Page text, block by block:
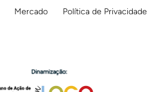
Mercado Política de Privacidade